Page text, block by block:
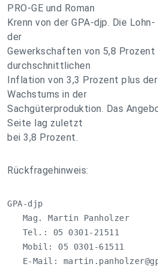
PRO-GE und Roman
Krenn von der GPA-djp. Die
der
Gewerkschaften von 5,8
durchschnittlichen
Inflation von 3,3 Prozent plus
Wachstums in der
Sachgüterproduktion. Das
Seite lag zuletzt
bei 3,8 Prozent.
Rückfragehinweis:
GPA-djp
   Mag. Martin Panholzer
   Tel.: 05 0301-21511
   Mobil: 05 0301-61511
   E-Mail: